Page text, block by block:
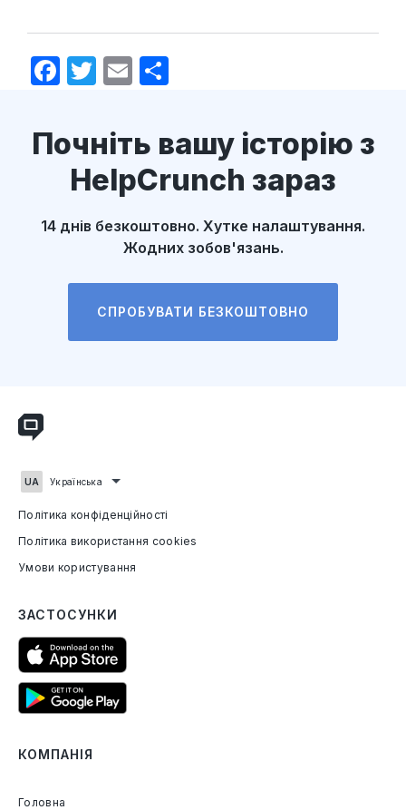
F
c
e
b
o
o
k
T
itt
er
E
ail ar
e
Почніть вашу історію з
HelpCrunch зараз
14 днів безкоштовно. Хутке налаштування.
Жодних зобов'язань.
СПРОБУВАТИ БЕЗКОШТОВНО
Українська
Політика конфіденційності
Політика використання cookies
Умови користування
ЗАСТОСУНКИ
КОМПАНІЯ
Головна